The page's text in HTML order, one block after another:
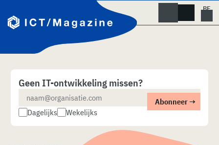
naar
content
Geen IT-ontwikkeling missen?
Dagelijks Wekelijks